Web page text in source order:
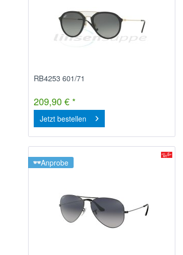
RB4253 601/71
209,90 € *
Jetzt bestellen
Anprobe